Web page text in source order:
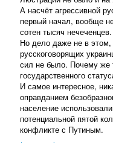
А насчёт агрессивной
первый начал, вообще
сотен тысяч
Но дело даже не в
русскоговорящих
сил не было. Почему же
государственного
И самое интересное,
оправданием
население
потенциальной пятой
конфликте с Путиным.